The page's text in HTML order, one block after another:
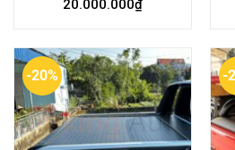
4.49out
20.000.000₫
-20% -